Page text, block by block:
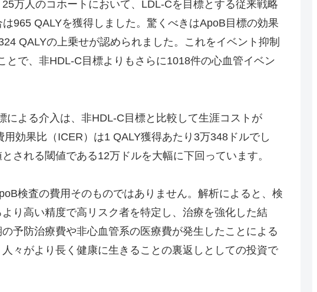
万人のコホートにおいて、LDL-Cを目標とする従来戦略
965 QALYを獲得しました。驚くべきはApoB目標の効果
QALYの上乗せが認められました。これをイベント抑制
とで、非HDL-C目標よりもさらに1018件の心血管イベン
による介入は、非HDL-C目標と比較して生涯コストが
効果比（ICER）は1 QALY獲得あたり3万348ドルでし
される閾値である12万ドルを大幅に下回っています。
検査の費用そのものではありません。解析によると、検
り高い精度で高リスク者を特定し、治療を強化した結
予防治療費や非心血管系の医療費が発生したことによる
々がより長く健康に生きることの裏返しとしての投資で